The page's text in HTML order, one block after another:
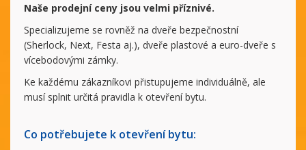
Naše prodejní ceny jsou velmi příznivé.
Specializujeme se rovněž na dveře bezpečnostní
(Sherlock, Next, Festa aj.), dveře plastové a euro-dveře s
vícebodovými zámky.
Ke každému zákazníkovi přistupujeme individuálně, ale
musí splnit určitá pravidla k otevření bytu.
Co potřebujete k otevření bytu: